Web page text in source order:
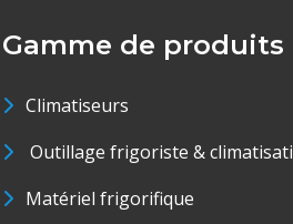
Gamme de produits
Climatiseurs
Outillage frigoriste &
Matériel frigorifique